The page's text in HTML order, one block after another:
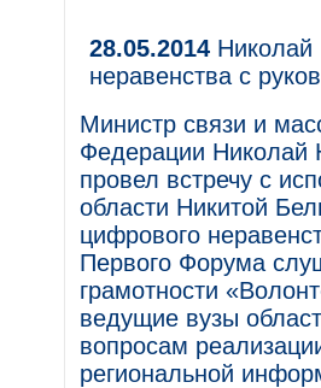
28.05.2014 Николай
неравенства с
Министр связи и
Федерации Николай
провел встречу с
области Никитой
цифрового
Первого Форума
грамотности
ведущие вузы
вопросам
региональной